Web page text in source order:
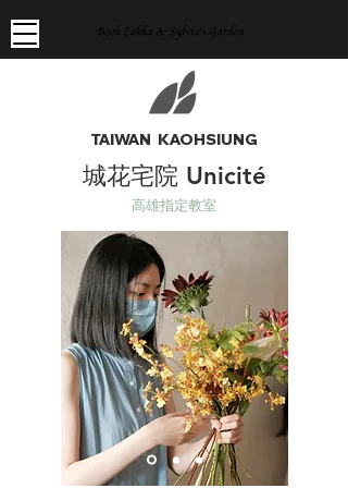
TAIWAN KAOHSIUNG
城花宅院 Unicité
高雄指定教室